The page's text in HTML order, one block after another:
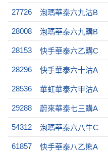
27726 泡瑪華泰六九沽B
28008 泡瑪華泰六九購B
28153 快手華泰六乙購C
28296 快手華泰六十沽A
28536 華虹華泰六甲沽A
29288 蔚來華泰七三購A
54312 泡瑪華泰六八牛C
61857 快手華泰八乙熊A